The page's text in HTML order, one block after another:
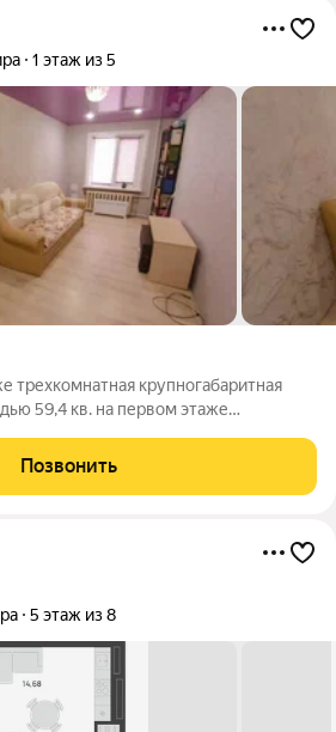
1 этаж из 5
трехкомнатная крупногабаритная
59,4 кв. на первом этаже
окна выходят на обе стороны
комната
Позвонить
5 этаж из 8